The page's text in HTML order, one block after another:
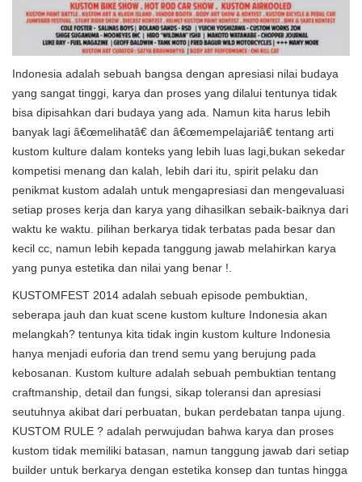
Indonesia adalah sebuah bangsa dengan apresiasi nilai budaya
yang sangat tinggi, karya dan proses yang dilalui tentunya tidak
bisa dipisahkan dari budaya yang ada. Namun kita harus lebih
banyak lagi â€œmelihatâ€ dan â€œmempelajariâ€ tentang arti
kustom kulture dalam konteks yang lebih luas lagi,bukan sekedar
kompetisi menang dan kalah, lebih dari itu, spirit pelaku dan
penikmat kustom adalah untuk mengapresiasi dan mengevaluasi
setiap proses kerja dan karya yang dihasilkan sebaik-baiknya dari
waktu ke waktu. pilihan berkarya tidak terbatas pada besar dan
kecil cc, namun lebih kepada tanggung jawab melahirkan karya
yang punya estetika dan nilai yang benar !.
KUSTOMFEST 2014 adalah sebuah episode pembuktian,
seberapa jauh dan kuat scene kustom kulture Indonesia akan
melangkah? tentunya kita tidak ingin kustom kulture Indonesia
hanya menjadi euforia dan trend semu yang berujung pada
kebosanan. Kustom kulture adalah sebuah pembuktian tentang
craftmanship, detail dan fungsi, sikap toleransi dan apresiasi
seutuhnya akibat dari perbuatan, bukan perdebatan tanpa ujung.
KUSTOM RULE ? adalah perwujudan bahwa karya dan proses
kustom tidak memiliki batasan, namun tanggung jawab dari setiap
builder untuk berkarya dengan estetika konsep dan tuntas hingga